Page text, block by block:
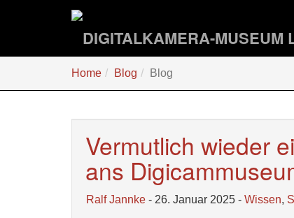
sind
Home Blog Blog
Vermutlich wieder
ans
Ralf Jannke - 26. Januar 2025 - Wissen,